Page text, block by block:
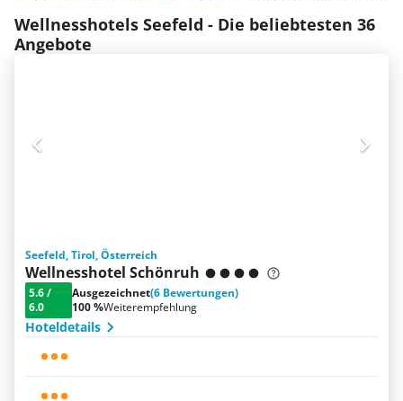
Wellnesshotels Seefeld - Die beliebtesten 36
Angebote
Seefeld, Tirol, Österreich
Wellnesshotel Schönruh
5.6/
6.0
Ausgezeichnet(6 Bewertungen)
100 %Weiterempfehlung
Hoteldetails